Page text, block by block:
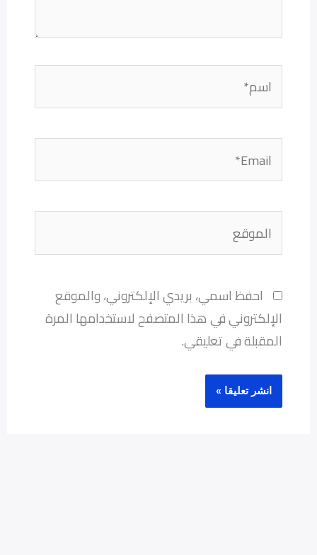
احفظ اسمي، بريدي الإلكتروني، والموقع
الإلكتروني في هذا المتصفح لاستخدامها المرة
المقبلة في تعليقي.